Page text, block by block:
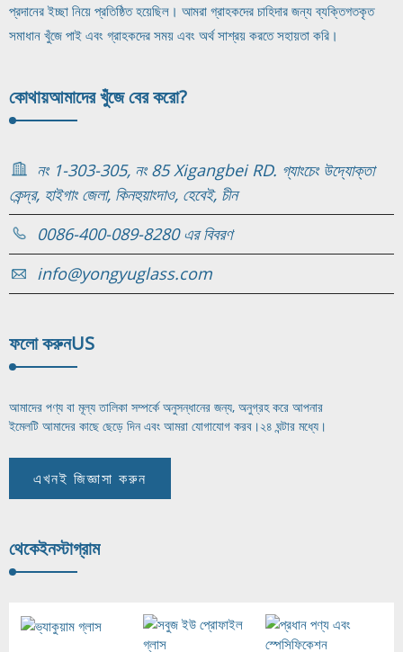
প্রদানের ইচ্ছা নিয়ে প্রতিষ্ঠিত হয়েছিল। আমরা গ্রাহকদের চাহিদার জন্য ব্যক্তিগতকৃত
সমাধান খুঁজে পাই এবং গ্রাহকদের সময় এবং অর্থ সাশ্রয় করতে সহায়তা করি।
কোথায়আমাদের খুঁজে বের করো?
নং 1-303-305, নং 85 Xigangbei RD. গ্যাংচেং উদ্যোক্তা
কেন্দ্র, হাইগাং জেলা, কিনহুয়াংদাও, হেবেই, চীন
0086-400-089-8280 এর বিবরণ
info@yongyuglass.com
ফলো করুনUS
আমাদের পণ্য বা মূল্য তালিকা সম্পর্কে অনুসন্ধানের জন্য, অনুগ্রহ করে আপনার
ইমেলটি আমাদের কাছে ছেড়ে দিন এবং আমরা যোগাযোগ করব।২৪ ঘন্টার মধ্যে।
এখনই জিজ্ঞাসা করুন
থেকেইনস্টাগ্রাম